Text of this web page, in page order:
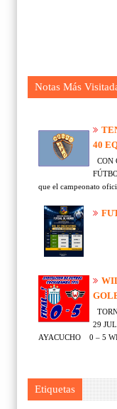
Notas Más
40
CON
que el campeonato
29
AYACUCHO 0 – 5
Etiquetas